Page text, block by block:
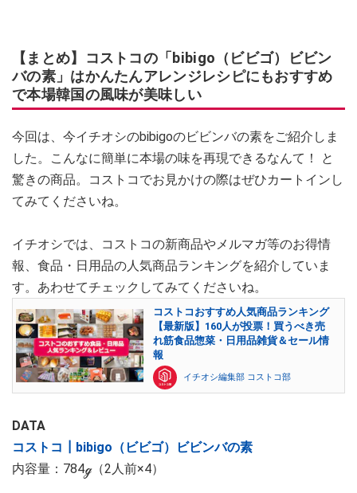
【まとめ】コストコの「bibigo（ビビゴ）ビビン
バの素」はかんたんアレンジレシピにもおすすめ
で本場韓国の風味が美味しい
今回は、今イチオシのbibigoのビビンバの素をご紹介しま
した。こんなに簡単に本場の味を再現できるなんて！ と
驚きの商品。コストコでお見かけの際はぜひカートインし
てみてくださいね。
イチオシでは、コストコの新商品やメルマガ等のお得情
報、食品・日用品の人気商品ランキングを紹介していま
す。あわせてチェックしてみてくださいね。
コストコおすすめ人気商品ランキング
【最新版】160人が投票！買うべき売
れ筋食品惣菜・日用品雑貨＆セール情
報
イチオシ編集部 コストコ部
DATA
コストコ┃bibigo（ビビゴ）ビビンバの素
内容量：784ℊ（2人前×4）